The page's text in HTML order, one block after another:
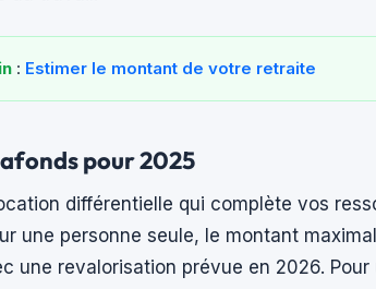
: Estimer le montant de votre retraite
pour 2025
différentielle qui complète vos
une personne seule, le montant
une revalorisation prévue en 2026.